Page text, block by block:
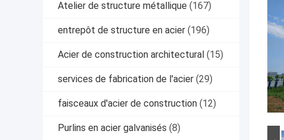
Atelier de structure métallique (167)
entrepôt de structure en acier (196)
Acier de construction architectural (15)
services de fabrication de l'acier (29)
faisceaux d'acier de construction (12)
Purlins en acier galvanisés (8)